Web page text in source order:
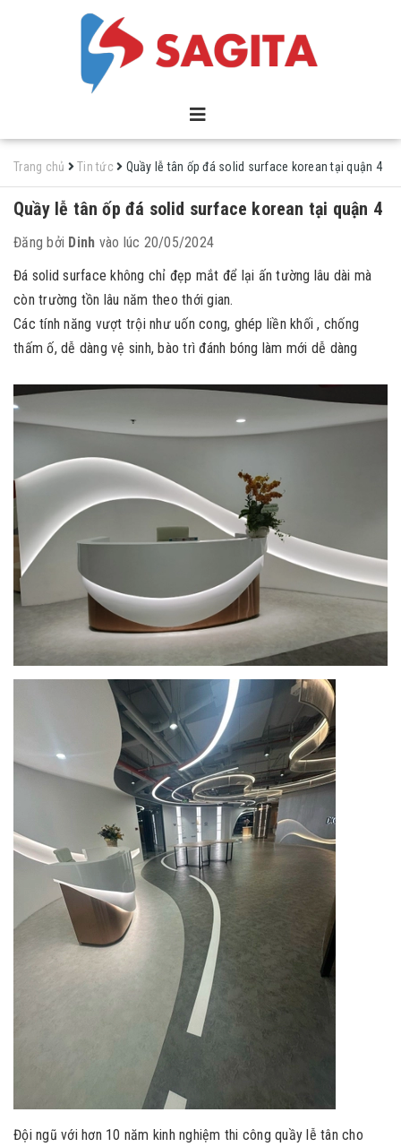
Trang chủ Tin tức Quầy lễ tân ốp đá solid surface korean tại quận 4
Quầy lễ tân ốp đá solid surface korean tại quận 4
Đăng bởi Dinh vào lúc 20/05/2024
Đá solid surface không chỉ đẹp mắt để lại ấn tường lâu dài mà
còn trường tồn lâu năm theo thới gian.
Các tính năng vượt trội như uốn cong, ghép liền khối , chống
thấm ố, dễ dàng vệ sinh, bào trì đánh bóng làm mới dễ dàng
Đội ngũ với hơn 10 năm kinh nghiệm thi công quầy lễ tân cho